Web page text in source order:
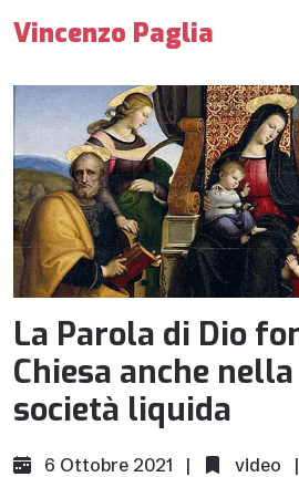
Vincenzo Paglia
La Parola di Dio
Chiesa anche
società liquida
6 Ottobre 2021 | video